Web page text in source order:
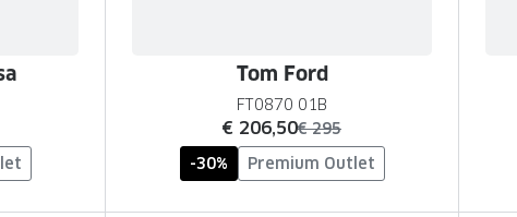
Tom Ford
FT0870 01B
nu:
€ 206,50was:
€ 295
-30%
Premium Outlet